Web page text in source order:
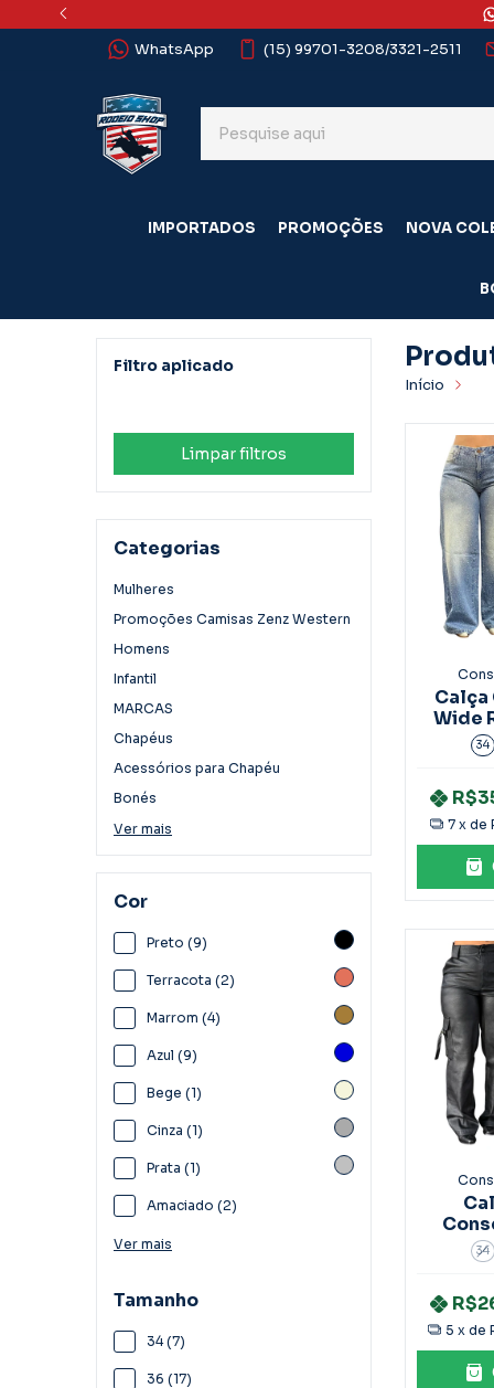
WhatsApp (15) 99701-3208/3321-2511
IMPORTADOS PROMOÇÕES NOVA
Filtro aplicado
Limpar filtros
Categorias
Mulheres
Promoções Camisas Zenz Western
Homens
Infantil
MARCAS
Chapéus
Acessórios para Chapéu
Bonés
Ver mais
Cor
Preto (9)
Terracota (2)
Marrom (4)
Azul (9)
Bege (1)
Cinza (1)
Prata (1)
Amaciado (2)
Ver mais
Tamanho
34 (7)
36 (17)
Início
Calça
Wide
34
7 x de
34
5 x de